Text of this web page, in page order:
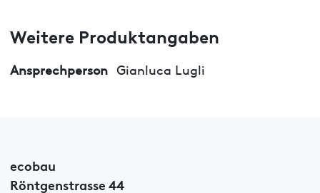
Weitere Produktangaben
Ansprechperson Gianluca Lugli
ecobau
Röntgenstrasse 44